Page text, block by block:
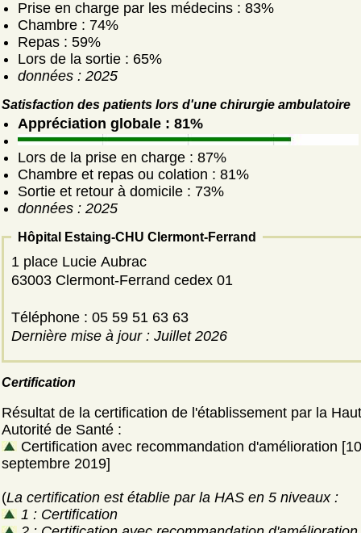
Prise en charge par les médecins : 83%
Chambre : 74%
Repas : 59%
Lors de la sortie : 65%
données : 2025
Satisfaction des patients lors d'une chirurgie ambulatoire
Appréciation globale : 81%
Lors de la prise en charge : 87%
Chambre et repas ou colation : 81%
Sortie et retour à domicile : 73%
données : 2025
Hôpital Estaing-CHU Clermont-Ferrand
1 place Lucie Aubrac
63003 Clermont-Ferrand cedex 01
Téléphone : 05 59 51 63 63
Dernière mise à jour : Juillet 2026
Certification
Résultat de la certification de l'établissement par la
Autorité de Santé :
Certification avec recommandation d'amélioration [10
septembre 2019]
(La certification est établie par la HAS en 5 niveaux :
1 : Certification